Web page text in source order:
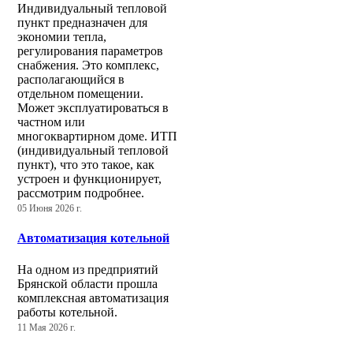
Индивидуальный тепловой
пункт предназначен для
экономии тепла,
регулирования параметров
снабжения. Это комплекс,
располагающийся в
отдельном помещении.
Может эксплуатироваться в
частном или
многоквартирном доме. ИТП
(индивидуальный тепловой
пункт), что это такое, как
устроен и функционирует,
рассмотрим подробнее.
05 Июня 2026 г.
Автоматизация котельной
На одном из предприятий
Брянской области прошла
комплексная автоматизация
работы котельной.
11 Мая 2026 г.